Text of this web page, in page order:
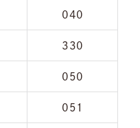
040
330
050
051